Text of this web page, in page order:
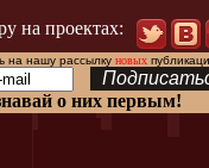
на проектах:
на нашу рассылку новых
о них первым!